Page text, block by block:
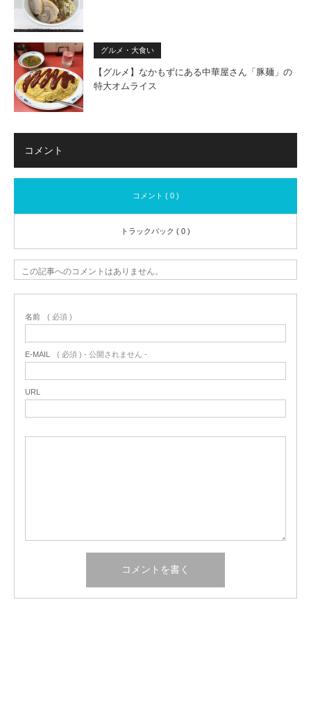
グルメ・大食い
【グルメ】なかもずにある中華屋さん「豚麺」の
特大オムライス
コメント
コメント ( 0 )
トラックバック ( 0 )
この記事へのコメントはありません。
名前 ( 必須 )
E-MAIL ( 必須 ) - 公開されません -
URL